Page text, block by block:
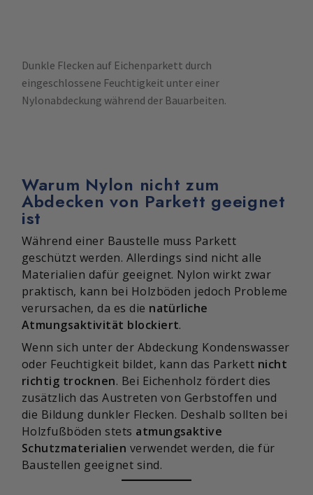
Dunkle Flecken auf Eichenparkett durch
eingeschlossene Feuchtigkeit unter einer
Nylonabdeckung während der Bauarbeiten.
Warum Nylon nicht zum
Abdecken von Parkett geeignet
ist
Während einer Baustelle muss Parkett
geschützt werden. Allerdings sind nicht alle
Materialien dafür geeignet. Nylon wirkt zwar
praktisch, kann bei Holzböden jedoch Probleme
verursachen, da es die natürliche
Atmungsaktivität blockiert.
Wenn sich unter der Abdeckung Kondenswasser
oder Feuchtigkeit bildet, kann das Parkett nicht
richtig trocknen. Bei Eichenholz fördert dies
zusätzlich das Austreten von Gerbstoffen und
die Bildung dunkler Flecken. Deshalb sollten bei
Holzfußböden stets atmungsaktive
Schutzmaterialien verwendet werden, die für
Baustellen geeignet sind.